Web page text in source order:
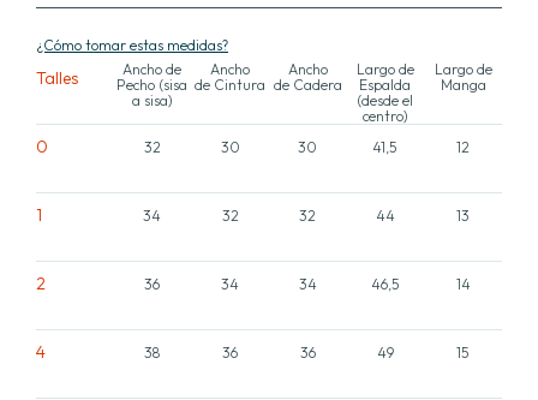
¿Cómo tomar estas medidas?
Talles
Ancho de
Pecho (sisa
a sisa)
Ancho
de Cintura
Ancho
de Cadera
Largo de
Espalda
(desde el
centro)
Largo de
Manga
0 32 30 30 41,5 12
1 34 32 32 44 13
2 36 34 34 46,5 14
4 38 36 36 49 15